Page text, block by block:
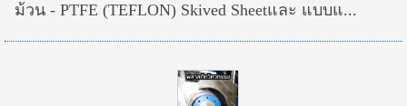
ม้วน - PTFE (TEFLON) Skived Sheetและ แบบแ...